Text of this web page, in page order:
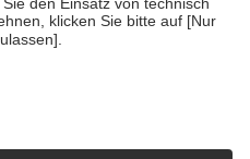
es sich um echte Bewertungen
4419944605341